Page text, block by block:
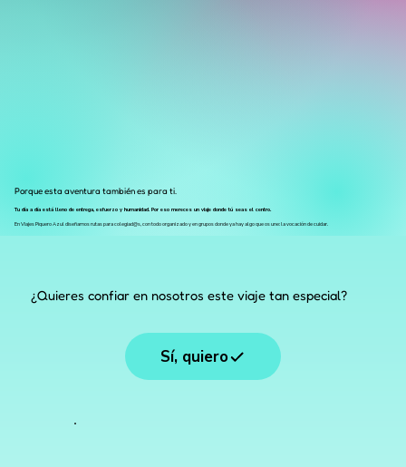
Porque esta aventura también es para ti.
Tu día a día está lleno de entrega, esfuerzo y humanidad. Por eso mereces un viaje donde tú seas el centro.
En Viajes Piquero Azul diseñamos rutas para colegiad@s, con todo organizado y en grupos donde ya hay algo que os une: la vocación de cuidar.
¿Quieres confiar en nosotros este viaje tan especial?
Sí, quiero